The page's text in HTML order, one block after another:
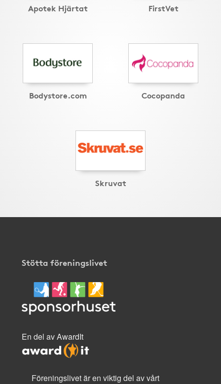
Apotek Hjärtat FirstVet
Bodystore.com Cocopanda
Skruvat
Stötta föreningslivet
En del av AwardIt
Föreningslivet är en viktig del av vårt